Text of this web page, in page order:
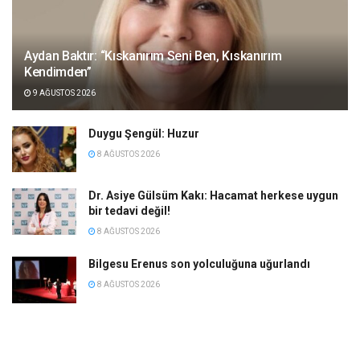
Aydan Baktır: “Kıskanırım Seni Ben, Kıskanırım
Kendimden”
9 AĞUSTOS 2026
Duygu Şengül: Huzur
8 AĞUSTOS 2026
Dr. Asiye Gülsüm Kakı: Hacamat herkese uygun
bir tedavi değil!
8 AĞUSTOS 2026
Bilgesu Erenus son yolculuğuna uğurlandı
8 AĞUSTOS 2026